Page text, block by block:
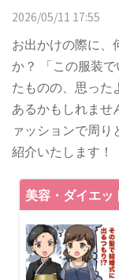
2026/05/11 17:55
お出かけの際に、
か？ 「この服装
たものの、思っ
あるかもしれませ
ァッションで周
紹介いたします！
美容・ダイエッ